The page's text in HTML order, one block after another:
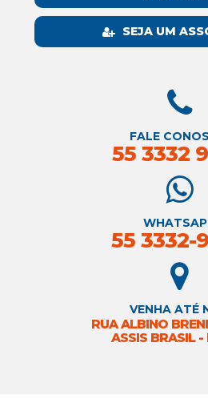
SEJA UM
FALE
55 3332
55 3332-
VENHA ATÉ
RUA ALBINO
ASSIS BRASIL -